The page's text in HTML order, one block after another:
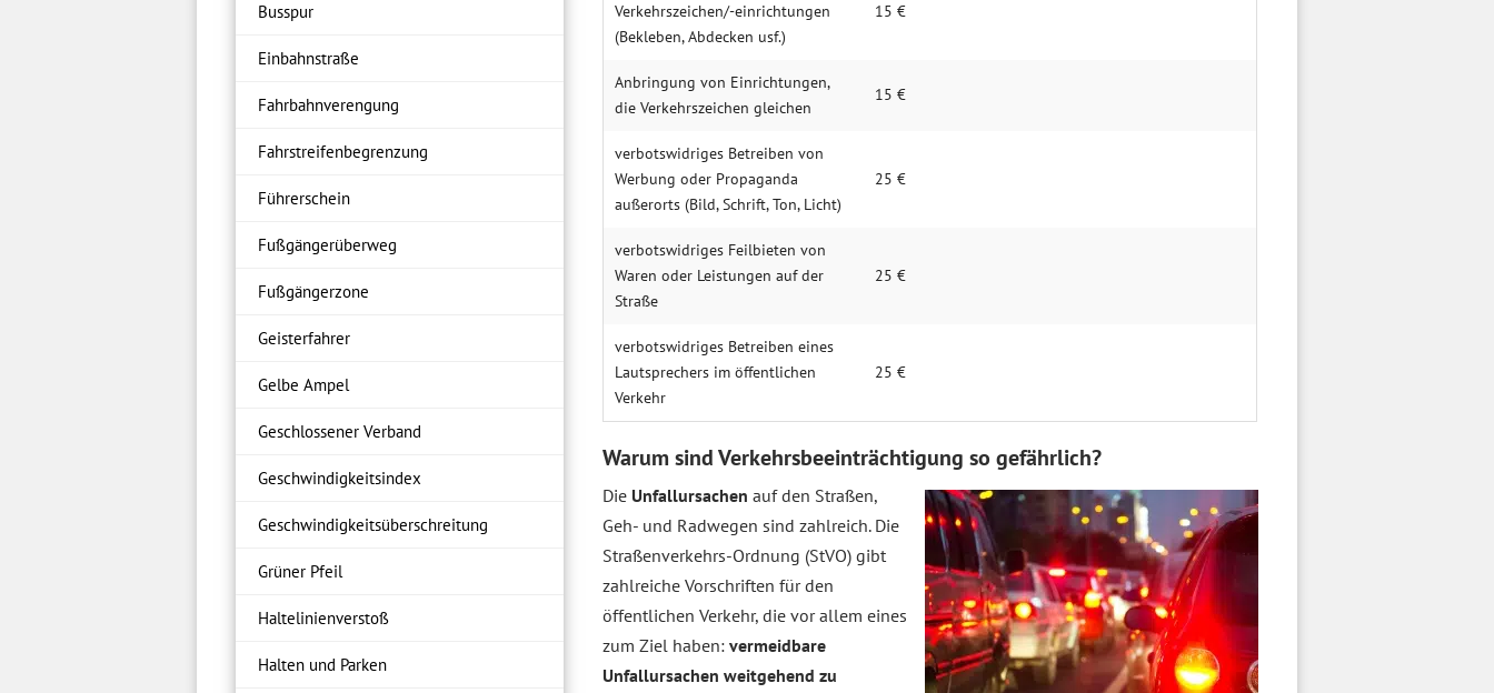
Busspur
Einbahnstraße
Fahrbahnverengung
Fahrstreifenbegrenzung
Führerschein
Fußgängerüberweg
Fußgängerzone
Geisterfahrer
Gelbe Ampel
Geschlossener Verband
Geschwindigkeitsindex
Geschwindigkeitsüberschreitung
Grüner Pfeil
Haltelinienverstoß
Halten und Parken
Verkehrszeichen/-einrichtungen
(Bekleben, Abdecken usf.)
15 €
Anbringung von Einrichtungen,
die Verkehrszeichen gleichen
15 €
verbotswidriges Betreiben von
Werbung oder Propaganda
außerorts (Bild, Schrift, Ton, Licht)
25 €
verbotswidriges Feilbieten von
Waren oder Leistungen auf der
Straße
25 €
verbotswidriges Betreiben eines
Lautsprechers im öffentlichen
Verkehr
25 €
Warum sind Verkehrsbeeinträchtigung so gefährlich?
DieUnfallursachen auf den Straßen,
Geh- und Radwegen sind zahlreich. Die
Straßenverkehrs-Ordnung (StVO) gibt
zahlreiche Vorschriften für den
öffentlichen Verkehr, die vor allem eines
zum Ziel haben: vermeidbare
Unfallursachen weitgehend zu